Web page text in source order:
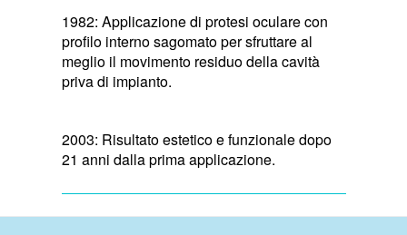
1982: Applicazione di protesi oculare con
profilo interno sagomato per sfruttare al
meglio il movimento residuo della cavità
priva di impianto.
2003: Risultato estetico e funzionale dopo
21 anni dalla prima applicazione.